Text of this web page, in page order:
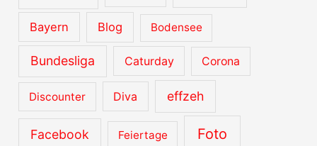
Bayern Blog Bodensee
Bundesliga Caturday Corona
Discounter Diva effzeh
Facebook Feiertage Foto